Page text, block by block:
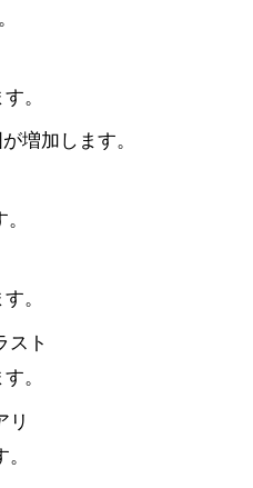
。
増加します。
。
スト
。
リ